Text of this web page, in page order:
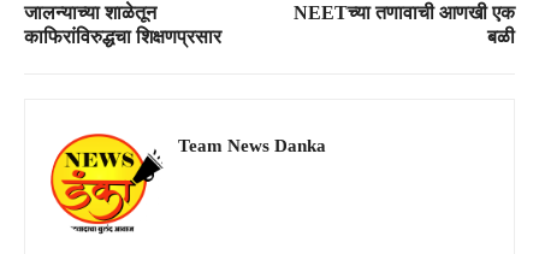
जालन्याच्या शाळेतून
काफिरांविरुद्धचा शिक्षणप्रसार
NEETच्या तणावाची आणखी एक
बळी
Team News Danka